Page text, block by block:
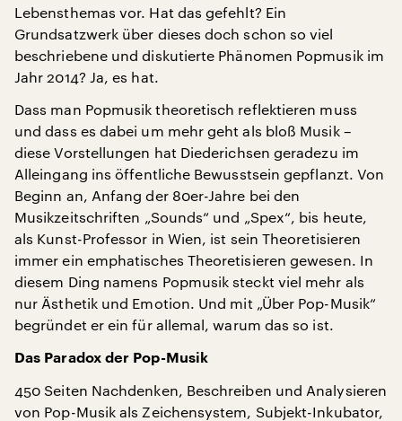
Lebensthemas vor. Hat das gefehlt? Ein
Grundsatzwerk über dieses doch schon so viel
beschriebene und diskutierte Phänomen Popmusik im
Jahr 2014? Ja, es hat.
Dass man Popmusik theoretisch reflektieren muss
und dass es dabei um mehr geht als bloß Musik –
diese Vorstellungen hat Diederichsen geradezu im
Alleingang ins öffentliche Bewusstsein gepflanzt. Von
Beginn an, Anfang der 80er-Jahre bei den
Musikzeitschriften „Sounds“ und „Spex“, bis heute,
als Kunst-Professor in Wien, ist sein Theoretisieren
immer ein emphatisches Theoretisieren gewesen. In
diesem Ding namens Popmusik steckt viel mehr als
nur Ästhetik und Emotion. Und mit „Über Pop-Musik“
begründet er ein für allemal, warum das so ist.
Das Paradox der Pop-Musik
450 Seiten Nachdenken, Beschreiben und Analysieren
von Pop-Musik als Zeichensystem, Subjekt-Inkubator,